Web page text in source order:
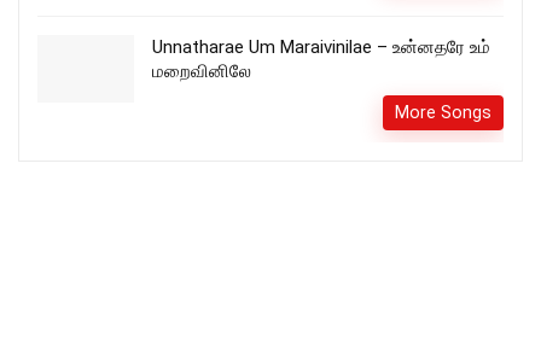
Unnatharae Um Maraivinilae – உன்னதரே உம்
மறைவினிலே
More Songs